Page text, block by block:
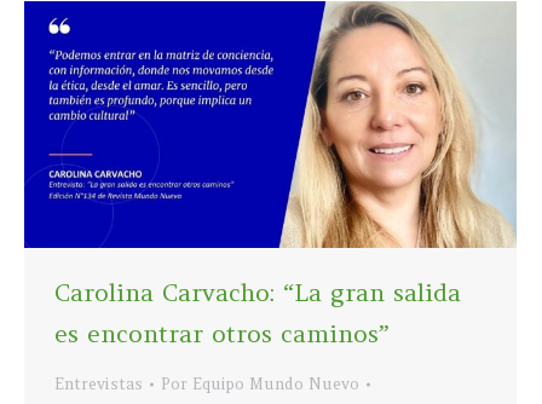
Carolina Carvacho: “La gran salida
es encontrar otros caminos”
Entrevistas Por Equipo Mundo Nuevo